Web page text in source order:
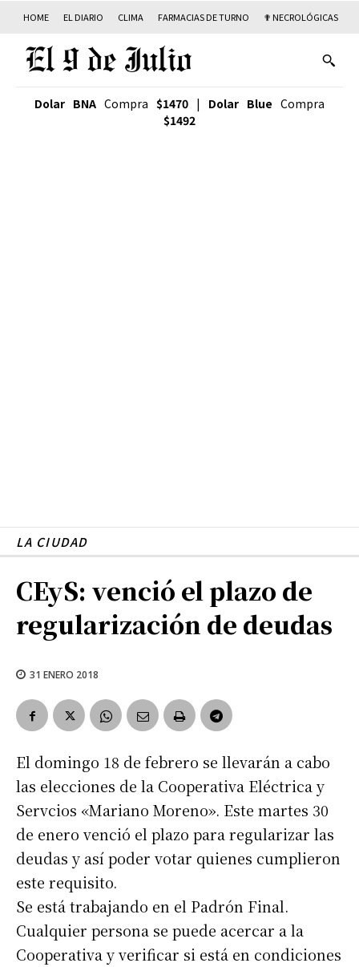
HOME EL DIARIO CLIMA FARMACIAS DE TURNO ✟ NECROLÓGICAS
Dolar BNA Compra $1470 | Dolar Blue Compra
$1492
LA CIUDAD
CEyS: venció el plazo de
regularización de deudas
31 ENERO 2018
El domingo 18 de febrero se llevarán a cabo
las elecciones de la Cooperativa Eléctrica y
Servcios «Mariano Moreno». Este martes 30
de enero venció el plazo para regularizar las
deudas y así poder votar quienes cumplieron
este requisito.
Se está trabajando en el Padrón Final.
Cualquier persona se puede acercar a la
Cooperativa y verificar si está en condiciones